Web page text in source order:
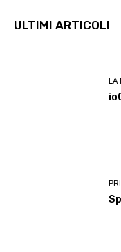
ULTIMI ARTICOLI
LA